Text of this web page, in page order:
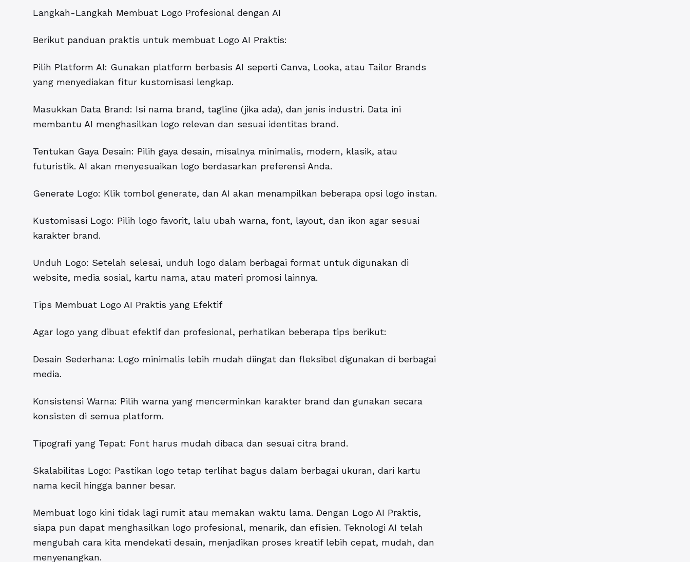
Langkah-Langkah Membuat Logo Profesional dengan AI
Berikut panduan praktis untuk membuat Logo AI Praktis:
Pilih Platform AI: Gunakan platform berbasis AI seperti Canva, Looka, atau Tailor Brands
yang menyediakan fitur kustomisasi lengkap.
Masukkan Data Brand: Isi nama brand, tagline (jika ada), dan jenis industri. Data ini
membantu AI menghasilkan logo relevan dan sesuai identitas brand.
Tentukan Gaya Desain: Pilih gaya desain, misalnya minimalis, modern, klasik, atau
futuristik. AI akan menyesuaikan logo berdasarkan preferensi Anda.
Generate Logo: Klik tombol generate, dan AI akan menampilkan beberapa opsi logo instan.
Kustomisasi Logo: Pilih logo favorit, lalu ubah warna, font, layout, dan ikon agar sesuai
karakter brand.
Unduh Logo: Setelah selesai, unduh logo dalam berbagai format untuk digunakan di
website, media sosial, kartu nama, atau materi promosi lainnya.
Tips Membuat Logo AI Praktis yang Efektif
Agar logo yang dibuat efektif dan profesional, perhatikan beberapa tips berikut:
Desain Sederhana: Logo minimalis lebih mudah diingat dan fleksibel digunakan di berbagai
media.
Konsistensi Warna: Pilih warna yang mencerminkan karakter brand dan gunakan secara
konsisten di semua platform.
Tipografi yang Tepat: Font harus mudah dibaca dan sesuai citra brand.
Skalabilitas Logo: Pastikan logo tetap terlihat bagus dalam berbagai ukuran, dari kartu
nama kecil hingga banner besar.
Membuat logo kini tidak lagi rumit atau memakan waktu lama. Dengan Logo AI Praktis,
siapa pun dapat menghasilkan logo profesional, menarik, dan efisien. Teknologi AI telah
mengubah cara kita mendekati desain, menjadikan proses kreatif lebih cepat, mudah, dan
menyenangkan.